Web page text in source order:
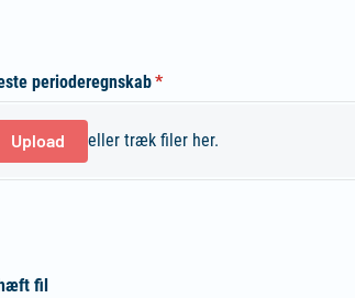
perioderegnskab*
(påkrævet)
Upload eller træk filer her.
fil